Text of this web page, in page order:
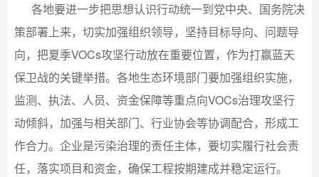
各地要进一步把思想认识行动统一到党中央、国务院决
策部署上来，切实加强组织领导，坚持目标导向、问题导
向，把夏季VOCs攻坚行动放在重要位置，作为打赢蓝天
保卫战的关键举措。各地生态环境部门要加强组织实施，
监测、执法、人员、资金保障等重点向VOCs治理攻坚行
动倾斜，加强与相关部门、行业协会等协调配合，形成工
作合力。企业是污染治理的责任主体，要切实履行社会责
任，落实项目和资金，确保工程按期建成并稳定运行。